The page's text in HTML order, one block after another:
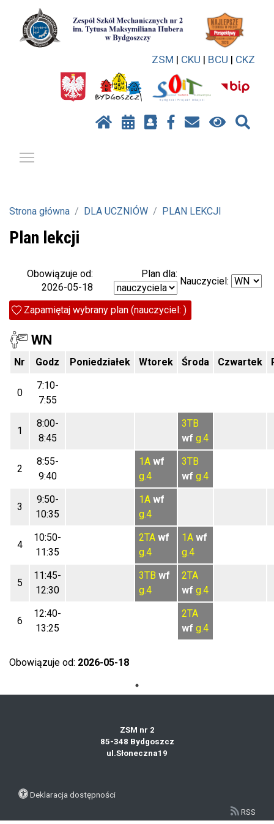
ZSM | CKU | BCU | CKZ
Strona główna DLA UCZNIÓW PLAN LEKCJI
Plan lekcji
Obowiązuje od:
2026-05-18
Plan dla:
Nauczyciel:
Zapamiętaj wybrany plan (nauczyciel: )
WN
Nr Godz Poniedziałek Wtorek Środa Czwartek
0
7:10-
7:55
1
8:00-
8:45
3TB
wf g.4
2
8:55-
9:40
1A wf
g.4
3TB
wf g.4
3
9:50-
10:35
1A wf
g.4
4
10:50-
11:35
2TA wf
g.4
1A wf
g.4
5
11:45-
12:30
3TB wf
g.4
2TA
wf g.4
6
12:40-
13:25
2TA
wf g.4
Obowiązuje od: 2026-05-18
ZSM nr 2
85-348 Bydgoszcz
ul.Słoneczna19
Deklaracja dostępności
RSS